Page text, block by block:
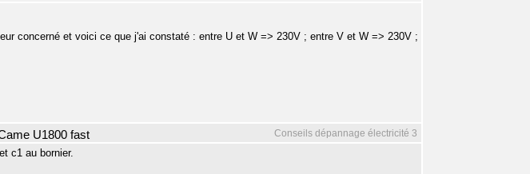
concerné et voici ce que j'ai constaté : entre U et W => 230V ; entre V et W => 230V ;
Conseils dépannage électricité 3
U1800 fast
c1 au bornier.